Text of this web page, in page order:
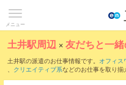
メニュー
土井駅周辺 ×友だちと一
土井駅の派遣のお仕事情報です。 オフィス
、 クリエイティブ系などのお仕事を取り